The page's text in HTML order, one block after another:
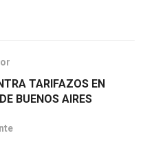
TARIFAZOS EN
BUENOS AIRES